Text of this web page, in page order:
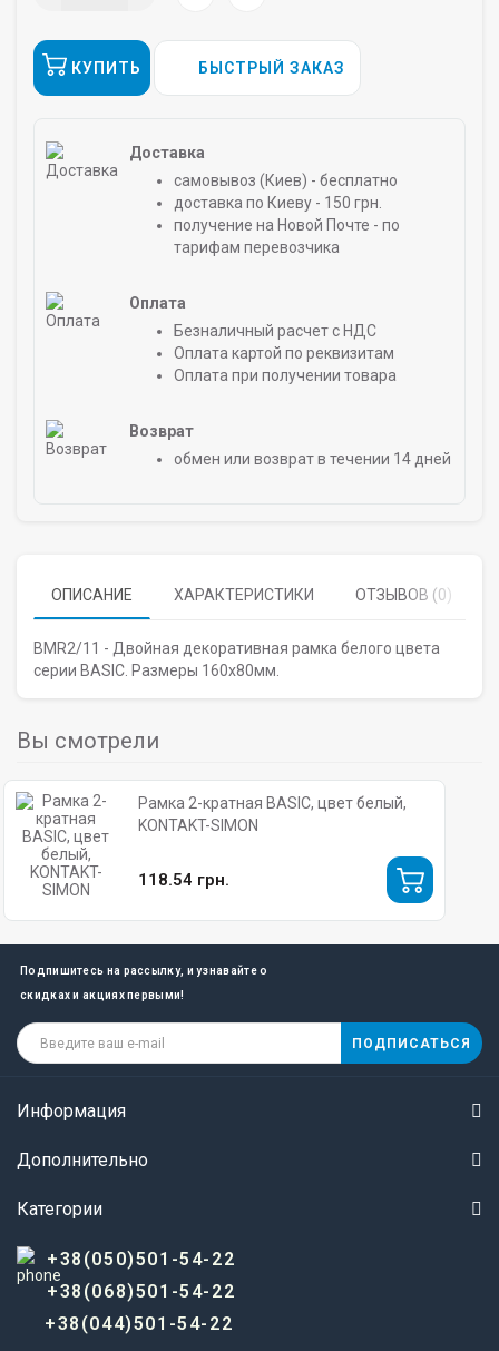
КУПИТЬ БЫСТРЫЙ ЗАКАЗ
Доставка
самовывоз (Киев) - бесплатно
доставка по Киеву - 150 грн.
получение на Новой Почте - по
тарифам перевозчика
Оплата
Безналичный расчет с НДС
Оплата картой по реквизитам
Оплата при получении товара
Возврат
обмен или возврат в течении 14 дней
ОПИСАНИЕ ХАРАКТЕРИСТИКИ ОТЗЫВОВ (0)
BMR2/11 - Двойная декоративная рамка белого цвета
серии BASIC. Размеры 160х80мм.
Вы смотрели
Рамка 2-кратная BASIC, цвет белый,
KONTAKT-SIMON
118.54 грн.
Подпишитесь на рассылку, и узнавайте о
скидках и акциях первыми!
ПОДПИСАТЬСЯ
Информация
Дополнительно
Категории
+38(050)501-54-22
+38(068)501-54-22
+38(044)501-54-22